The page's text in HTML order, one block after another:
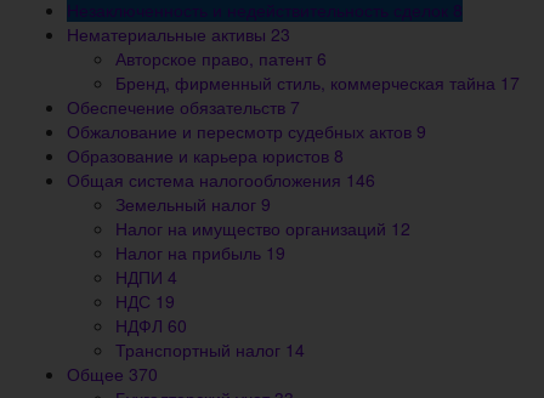
Нематериальные активы 23
Авторское право, патент 6
Бренд, фирменный стиль, коммерческая тайна 17
Обеспечение обязательств 7
Обжалование и пересмотр судебных актов 9
Образование и карьера юристов 8
Общая система налогообложения 146
Земельный налог 9
Налог на имущество организаций 12
Налог на прибыль 19
НДПИ 4
НДС 19
НДФЛ 60
Транспортный налог 14
Общее 370